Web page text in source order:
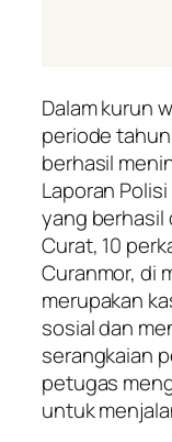
Dalam kurun
periode
berhasil
Laporan
yang berhasil
Curat, 10
Curanmor, di
merupakan
sosial dan
serangkaian
petugas
untuk